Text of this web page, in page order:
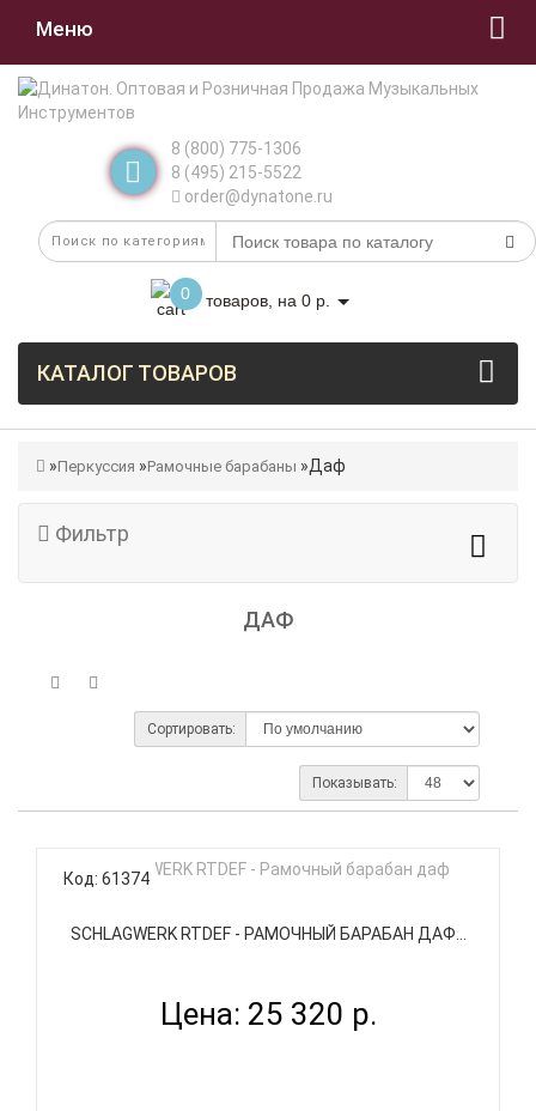
Меню
8 (800) 775-1306
8 (495) 215-5522
order@dynatone.ru
0 товаров, на 0 р.
КАТАЛОГ ТОВАРОВ
Перкуссия Рамочные барабаны Даф
Фильтр
ДАФ
Сортировать:
Показывать:
Код: 61374
SCHLAGWERK RTDEF - РАМОЧНЫЙ БАРАБАН ДАФ...
Цена: 25 320 р.